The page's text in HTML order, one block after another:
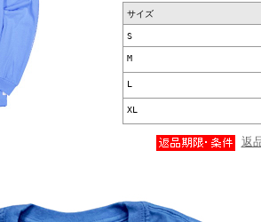
サイズ
S
M
L
XL
返